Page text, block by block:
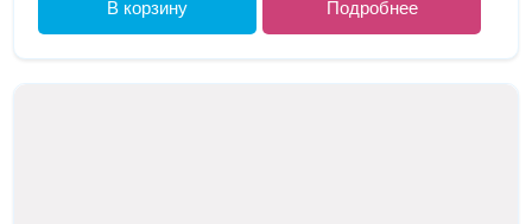
В корзину Подробнее